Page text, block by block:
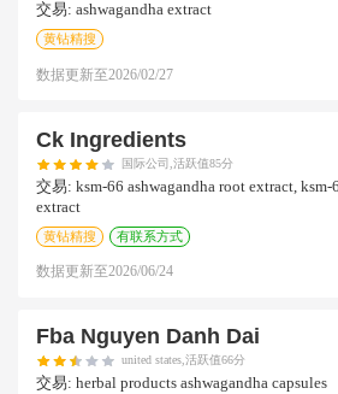
交易: ashwagandha extract
黄钻精搜
数据更新至2026/02/27
Ck Ingredients
国际公司,活跃值85分
交易: ksm-66 ashwagandha root extract, ksm-
extract
黄钻精搜 有联系方式
数据更新至2026/06/24
Fba Nguyen Danh Dai
united states,活跃值66分
交易: herbal products ashwagandha capsules